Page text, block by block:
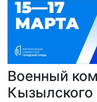
Военный
Кызылского